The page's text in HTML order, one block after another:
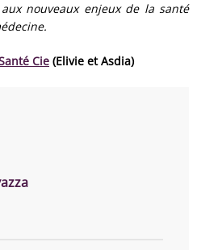
nouveaux enjeux de la santé
Cie (Elivie et Asdia)